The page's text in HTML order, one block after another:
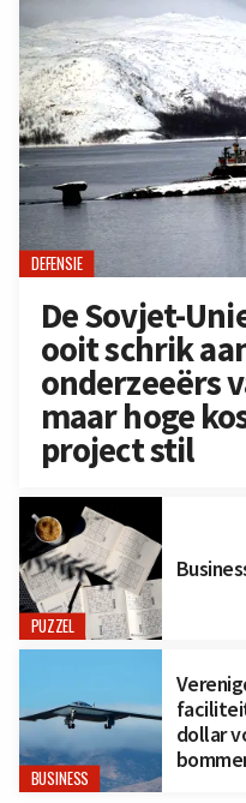
DEFENSIE
De Sovjet-
ooit schrik
onderzeeërs
maar hoge
project stil
PUZZEL
BUSINESS
dollar